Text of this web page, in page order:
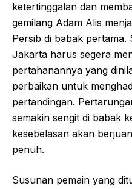
ketertinggalan dan
gemilang Adam Alis
Persib di babak pertama.
Jakarta harus segera
pertahanannya yang
perbaikan untuk
pertandingan.
semakin sengit di babak
kesebelasan akan
penuh.
Susunan pemain yang